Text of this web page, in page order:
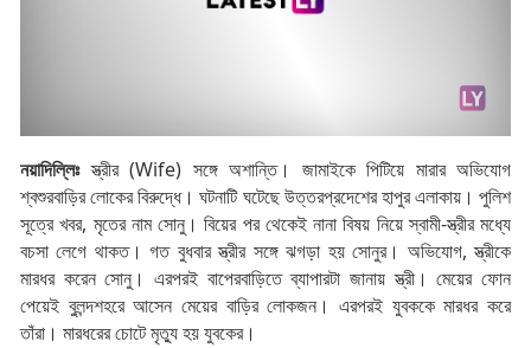
নয়াদিল্লিঃ স্ত্রীর(Wife) সঙ্গে অশান্তি। জামাইকে পিটিয়ে মারার অভিযোগ
শ্বশুরবাড়িরলোকেরবিরুদ্ধে। ঘটনাটি ঘটেছে উত্তরপ্রদেশের হাপুর এলাকায়। পুলিশ
সূত্রে খবর, মৃতের নাম সোনু । বিয়ের পর থেকেই নানা বিষয় নিয়ে স্বামী-স্ত্রীর মধ্যে
বচসা লেগে থাকত। গত বুধবার স্ত্রীর সঙ্গে ঝগড়া হয় সোনুর। অভিযোগ,স্ত্রীকে
মারধর করেন সোনু । এরপরই বাপেরবাড়িতে ব্যাপারটা জানায় স্ত্রী। মেয়ের ফোন
পেয়েই বুলন্দশহরে আসেন মেয়ের বাড়ির লোকজন । এরপরই যুবককে মারধর করে
তাঁরা । মারধরেরচোটেমৃত্যুহয়যুবকের।